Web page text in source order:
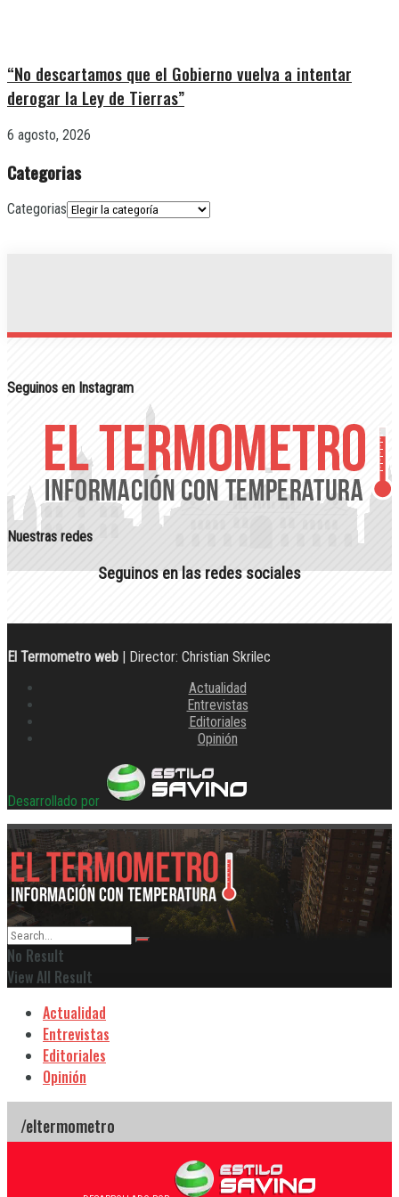
“No descartamos que el Gobierno vuelva a intentar
derogar la Ley de Tierras”
6 agosto, 2026
Categorias
Categorias
Seguinos en Instagram
Nuestras redes
Seguinos en las redes sociales
El Termometro web | Director: Christian Skrilec
Actualidad
Entrevistas
Editoriales
Opinión
Desarrollado por
No Result
View All Result
Actualidad
Entrevistas
Editoriales
Opinión